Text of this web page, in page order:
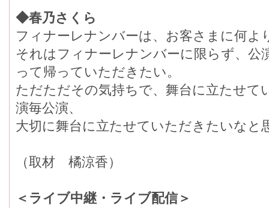
◆春乃さくら
フィナーレナンバーは、お客さまに何よ
それはフィナーレナンバーに限らず、公
って帰っていただきたい。
ただただその気持ちで、舞台に立たせて
演毎公演、
大切に舞台に立たせていただきたいなと
（取材 橘涼香）
＜ライブ中継・ライブ配信＞